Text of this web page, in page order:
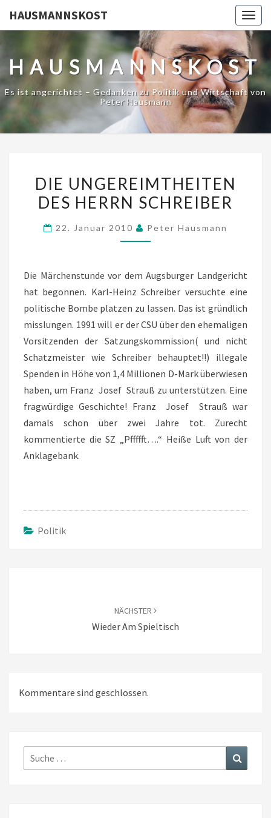
HAUSMANNSKOST
HAUSMANNSKOST
Es ist angerichtet – Gedanken zu Politik und Wirtschaft von
Peter Hausmann
UNGEREIMTHEITEN
DES
SCHREIBER
DIE UNGEREIMTHEITEN
DES HERRN SCHREIBER
22. Januar 2010 Peter Hausmann
Die Märchenstunde vor dem Augsburger Landgericht
hat begonnen. Karl-Heinz Schreiber versuchte eine
politische Bombe platzen zu lassen. Das ist gründlich
misslungen. 1991 will er der CSU über den ehemaligen
Vorsitzenden der Satzungskommission( und nicht
Schatzmeister wie Schreiber behauptet!!) illegale
Spenden in Höhe von 1,4 Millionen D-Mark überwiesen
haben, um Franz Josef Strauß zu unterstützen. Eine
fragwürdige Geschichte! Franz Josef Strauß war
damals schon über zwei Jahre tot. Zurecht
kommentierte die SZ „Pffffft….“ Heiße Luft von der
Anklagebank.
Politik
NÄCHSTER
Wieder Am Spieltisch
Kommentare sind geschlossen.
Suche
nach: